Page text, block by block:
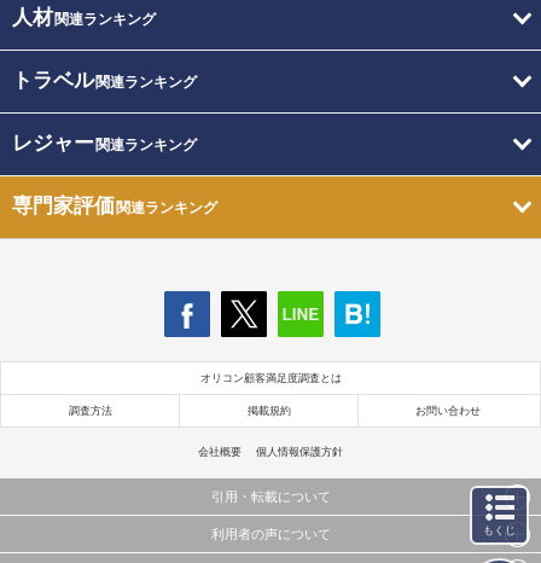
人材関連ランキング
トラベル関連ランキング
レジャー関連ランキング
専門家評価関連ランキング
オリコン顧客満足度調査とは
調査方法 掲載規約 お問い合わせ
会社概要 個人情報保護方針
引用・転載について
当サイトで公開されている情報（文字、写真、イラスト、画像データ等）及びこれらの配置・
利用者の声について もくじ